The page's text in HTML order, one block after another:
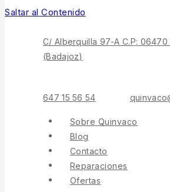
Saltar al Contenido
C/ Alberquilla 97-A C.P: 06470
(Badajoz)
647 15 56 54
Sobre Quinvaco
Blog
Contacto
Reparaciones
Ofertas